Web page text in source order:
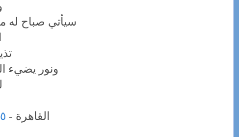
سيأتي صباح
ونور يضيء
القاهرة -